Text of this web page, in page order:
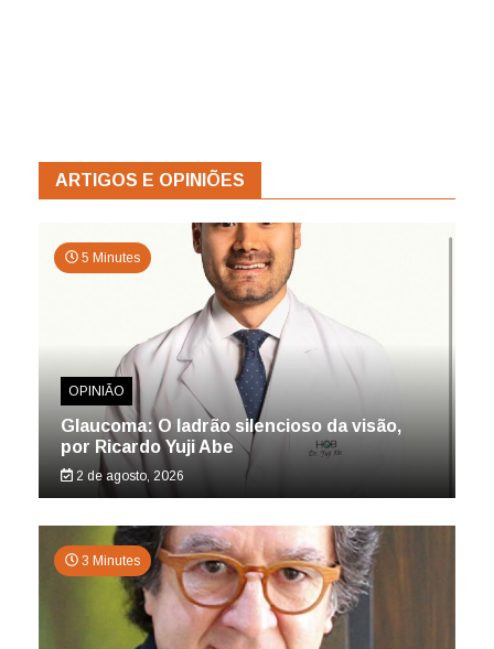
ARTIGOS E OPINIÕES
5 Minutes
OPINIÃO
Glaucoma: O ladrão silencioso da visão,
por Ricardo Yuji Abe
2 de agosto, 2026
3 Minutes